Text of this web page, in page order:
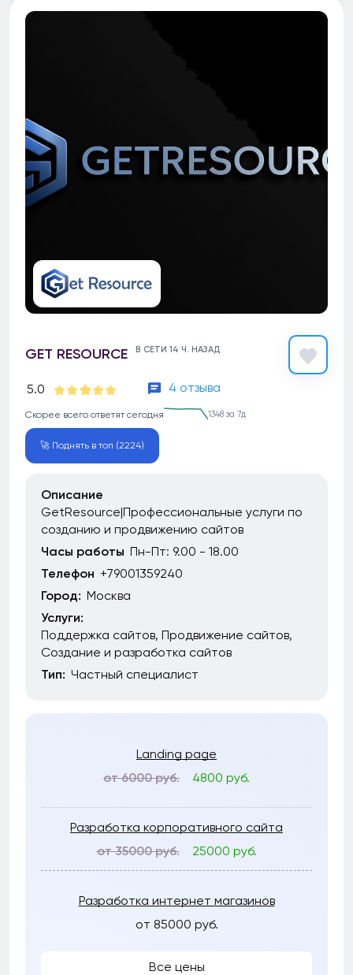
GET RESOURCE В СЕТИ 14 Ч. НАЗАД
5.0 4 отзыва
Скорее всего ответят сегодня 1348 за 7д
🚀 Поднять в топ (2224)
Описание
GetResource|Профессиональные услуги по
созданию и продвижению сайтов
Часы работы Пн-Пт: 9.00 - 18.00
Телефон +79001359240
Город: Москва
Услуги:
Поддержка сайтов Продвижение сайтов
Создание и разработка сайтов
Тип: Частный специалист
Landing page
от 6000 руб.
4800 руб.
Разработка корпоративного сайта
от 35000 руб.
25000 руб.
Разработка интернет магазинов
от 85000 руб.
Все цены